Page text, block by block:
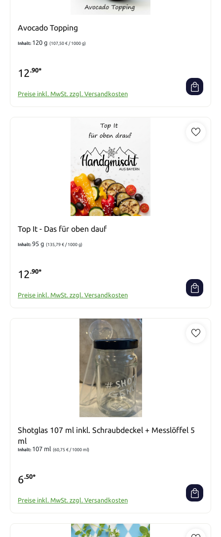
Avocado Topping
Inhalt: 120 g (107,50 € / 1000 g)
12 .90*
Preise inkl. MwSt. zzgl. Versandkosten
Top It - Das für oben dauf
Inhalt: 95 g (135,79 € / 1000 g)
12 .90*
Preise inkl. MwSt. zzgl. Versandkosten
Shotglas 107 ml inkl. Schraubdeckel + Messlöffel 5
ml
Inhalt: 107 ml (60,75 € / 1000 ml)
6.50*
Preise inkl. MwSt. zzgl. Versandkosten